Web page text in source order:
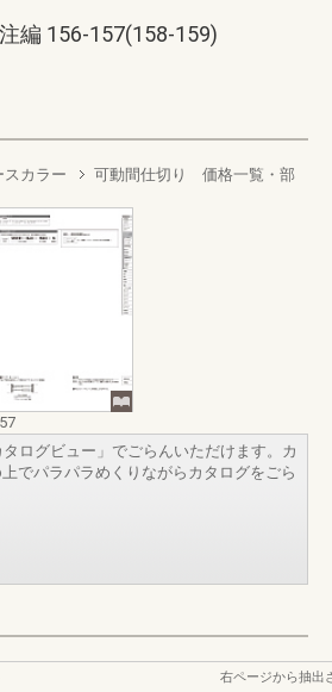
編 156-157(158-159)
スカラー
可動間仕切り 価格一覧・部
ログビュー」でごらんいただけます。カ
でパラパラめくりながらカタログをごら
右ページから抽出